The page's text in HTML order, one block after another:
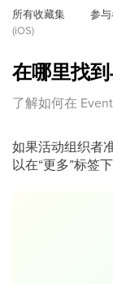
所有收藏集 参
(iOS)
在哪里找
了解如何在
如果活动组织者
以在“更多”标签